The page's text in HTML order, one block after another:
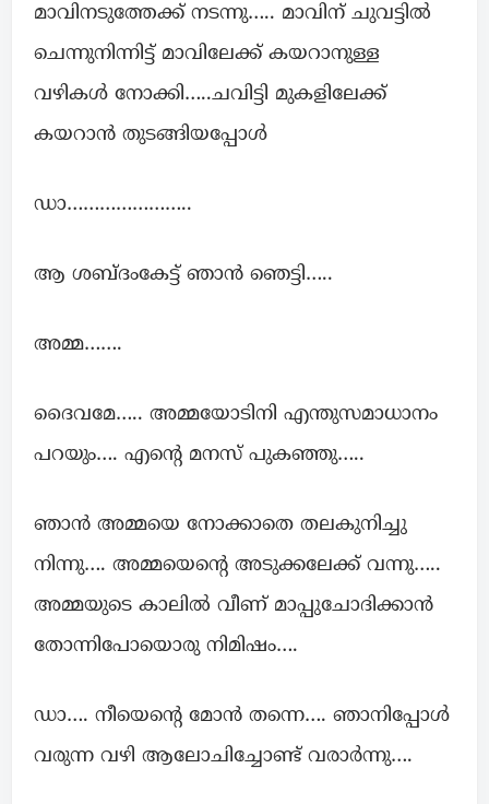
മാവിനടുത്തേക്ക് നടന്നു….. മാവിന് ചുവട്ടിൽ
ചെന്നുനിന്നിട്ട് മാവിലേക്ക് കയറാനുള്ള
വഴികൾ നോക്കി…..ചവിട്ടി മുകളിലേക്ക്
കയറാൻ തുടങ്ങിയപ്പോൾ
ഡാ…………………..
ആ ശബ്ദംകേട്ട് ഞാൻ ഞെട്ടി…..
അമ്മ…….
ദൈവമേ….. അമ്മയോടിനി എന്തുസമാധാനം
പറയും…. എന്റെ മനസ് പുകഞ്ഞു…..
ഞാൻ അമ്മയെ നോക്കാതെ തലകുനിച്ചു
നിന്നു…. അമ്മയെന്റെ അടുക്കലേക്ക് വന്നു…..
അമ്മയുടെ കാലിൽ വീണ് മാപ്പുചോദിക്കാൻ
തോന്നിപോയൊരു നിമിഷം….
ഡാ…. നീയെന്റെ മോൻ തന്നെ…. ഞാനിപ്പോൾ
വരുന്ന വഴി ആലോചിച്ചോണ്ട് വരാർന്നു….